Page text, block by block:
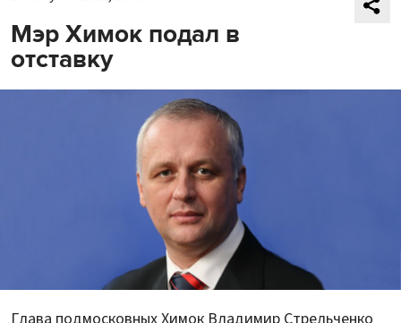
Мэр Химок подал в
отставку